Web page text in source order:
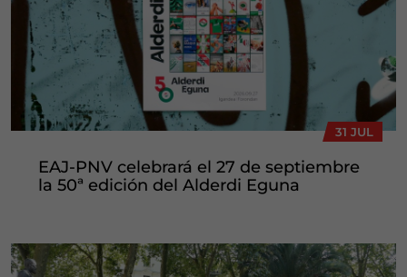
31 JUL
EAJ-PNV celebrará el 27 de septiembre
la 50ª edición del Alderdi Eguna